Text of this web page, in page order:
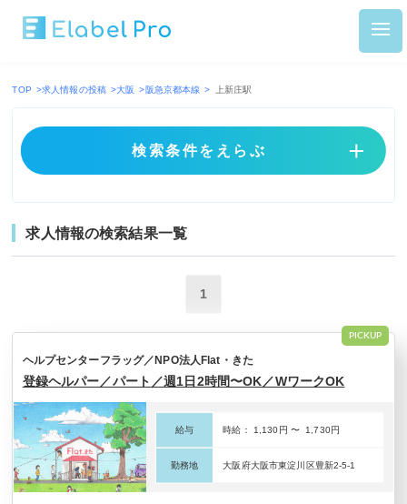
TOP >求人情報の投稿 >大阪 >阪急京都本線 > 上新庄駅
求人情報の検索結果一覧
1
ヘルプセンターフラッグ／NPO法人Flat・きた
PICKUP
登録ヘルパー／パート／週1日2時間〜OK／WワークOK
給与 時給： 1,130円 〜 1,730円
勤務地 大阪府大阪市東淀川区豊新2-5-1
検索条件をえらぶ